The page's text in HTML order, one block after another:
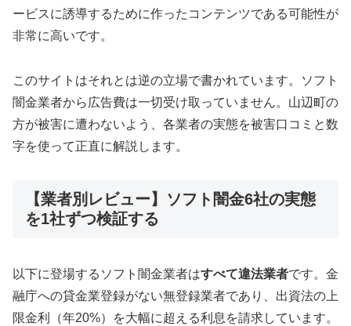
ービスに誘導するために作ったコンテンツである可能性が
非常に高いです。
このサイトはそれとは逆の立場で書かれています。ソフト
闇金業者から広告費は一切受け取っていません。山辺町の
方が被害に遭わないよう、各業者の実態を被害口コミと数
字を使って正直に解説します。
【業者別レビュー】ソフト闇金6社の実態
を1社ずつ検証する
以下に登場するソフト闇金業者はすべて違法業者です。金
融庁への貸金業登録がない無登録業者であり、出資法の上
限金利（年20%）を大幅に超える利息を請求しています。